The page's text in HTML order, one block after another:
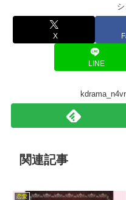
X
LINE
関連記事
恋愛